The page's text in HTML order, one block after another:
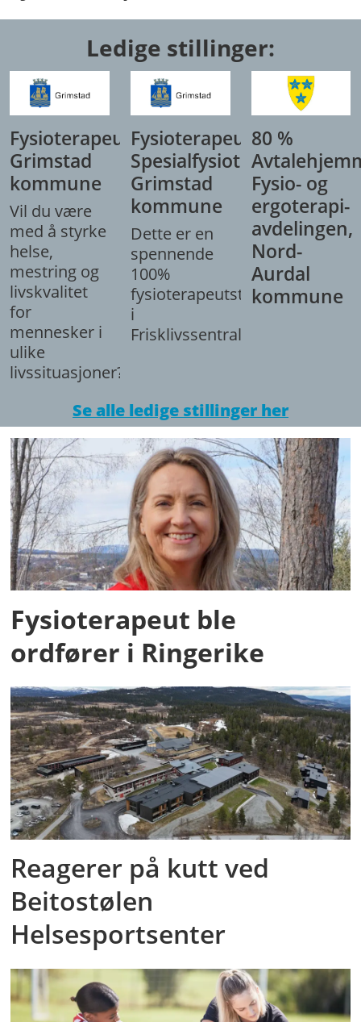
Ledige stillinger:
Fysioterapeut,
Grimstad
kommune
Vil du være
med å styrke
helse,
mestring og
livskvalitet
for
mennesker i
ulike
livssituasjoner?
Fysioterapeut/
Spesialfysioterapeut,
Grimstad
kommune
Dette er en
spennende
100%
fysioterapeutstilling
i
Frisklivssentralen.
80 %
Fysio- og
ergoterapi-
avdelingen,
Nord-
Aurdal
kommune
Se alle ledige stillinger her
Fysioterapeut ble
ordfører i Ringerike
Reagerer på kutt ved
Beitostølen
Helsesportsenter